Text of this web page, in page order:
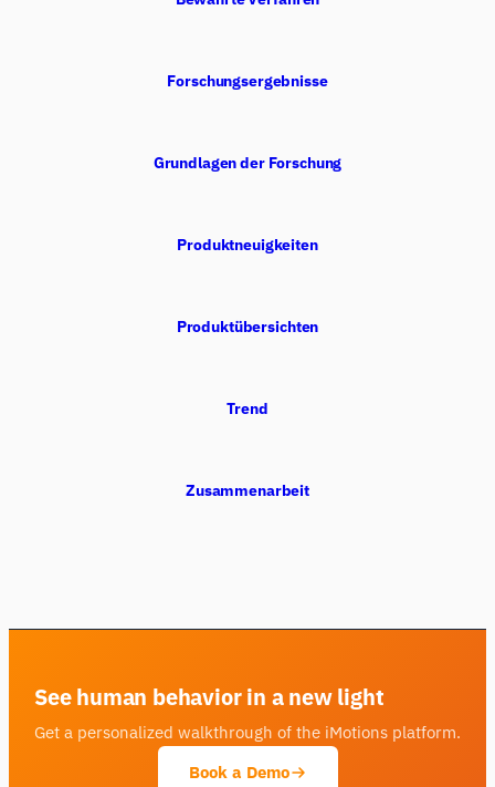
Forschungsergebnisse
Grundlagen der Forschung
Produktneuigkeiten
Produktübersichten
Trend
Zusammenarbeit
See human behavior in a new light
Get a personalized walkthrough of the iMotions platform.
Book a Demo